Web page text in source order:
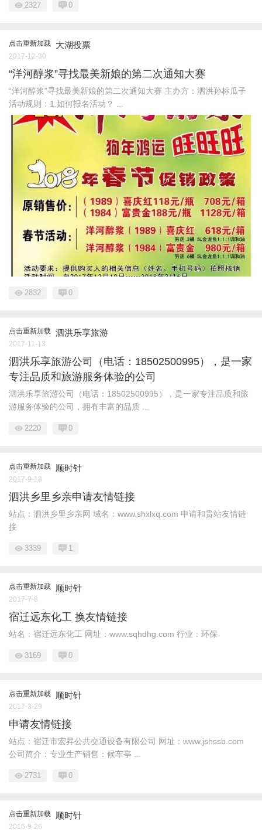
2327 0
点击重新加载 大湖投票
2017-12-30
“洋河醇浆”寻找最美新娘的第二次通知大赛
“洋河醇浆”寻找最美新娘的第二次通知大赛 主办方：泗洪孙标瓜子
活动规则：1.如何报名活动？ ...
2832 0
点击重新加载 泗洪乐享旅游
2017-11-13
泗洪乐享旅游公司（电话：18502500995），是一家
专注品质和旅游服务体验的公司
泗洪乐享旅游公司（电话：18502500995），是一家专注品质和旅
游服务体验的公司，拥有丰富的品质 ...
2220 0
点击重新加载 顺时针
2017-9-18
泗洪乡里乡亲申请友情链接
站点：泗洪乡里乡亲网 域名：www.shxlxq.com 申请和贵站友情链
接
3339 1
点击重新加载 顺时针
2017-7-8
宿迁远东化工 换友情链接
站名：宿迁远东化工 网址：www.sqhdhg.com 行业：环保
3169 0
点击重新加载 顺时针
2017-3-29
申请友情链接
站点：宿迁市宏昇公共交通设备有限公司 网址：www.jshssb.com
公司简介：专业生产销售：候车亭 ...
2731 0
点击重新加载 顺时针
2016-9-26